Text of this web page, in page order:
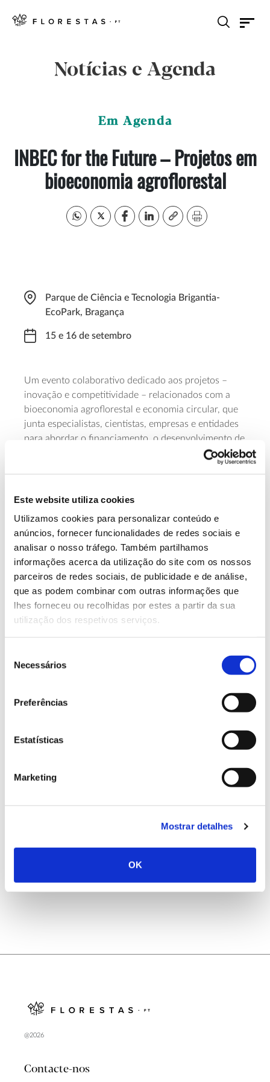
Este website utiliza cookies
Utilizamos cookies para personalizar conteúdo e
anúncios, fornecer funcionalidades de redes sociais e
analisar o nosso tráfego. Também partilhamos
informações acerca da utilização do site com os nossos
parceiros de redes sociais, de publicidade e de análise,
que as podem combinar com outras informações que
lhes forneceu ou recolhidas por estes a partir da sua
utilização dos respetivos serviços.
Necessários
Preferências
Estatísticas
Marketing
Mostrar detalhes
OK
Notícias e Agenda
Em Agenda
INBEC for the Future – Projetos em
bioeconomia agroflorestal
Parque de Ciência e Tecnologia Brigantia-
EcoPark, Bragança
15 e 16 de setembro
Um evento colaborativo dedicado aos projetos –
inovação e competitividade – relacionados com a
bioeconomia agroflorestal e economia circular, que
junta especialistas, cientistas, empresas e entidades
para abordar o financiamento, o desenvolvimento de
projetos e os serviços que os podem tornar num
potenciais parceiros e especialistas. A iniciativa é
com o apoio dos Laboratórios Colaborativos
ForestWISEeMORE. Asinscrições são limitadas.
Saiba mais sobre este workshop
13.07.2026
Genoma do priolo e de outras espécies em risco:
Registar galhas de Trichi em acácia-das-espigas:
@2026
Contacte-nos